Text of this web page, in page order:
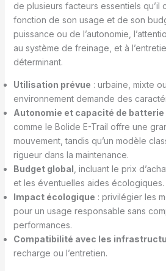
de plusieurs facteurs essentiels qu’il
fonction de son usage et de son
puissance ou de l’autonomie,
au système de freinage, et à
déterminant.
Utilisation prévue : urbaine, mixte
environnement demande des
Autonomie et capacité de batterie
comme le Bolide E-Trail offre une
mouvement, tandis qu’un modèle
rigueur dans la maintenance.
Budget global , incluant le prix
et les éventuelles aides écologiques.
Impact écologique : privilégier les
pour un usage responsable sans
performances.
Compatibilité avec les
recharge ou l’entretien.